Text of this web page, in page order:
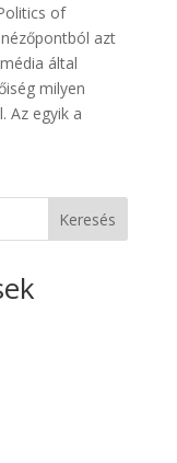
of
azt
által
milyen
Az egyik a
Keresés